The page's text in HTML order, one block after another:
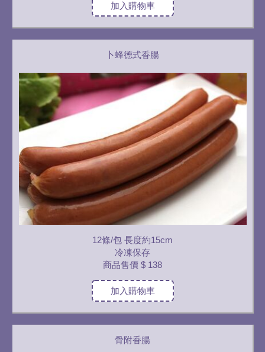
加入購物車
卜蜂德式香腸
12條/包 長度約15cm
冷凍保存
商品售價 $ 138
加入購物車
骨附香腸